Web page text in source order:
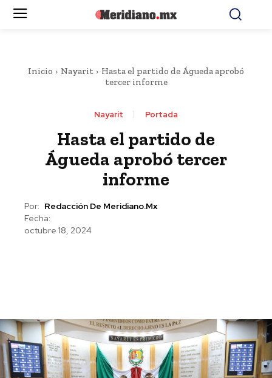
Inicio Nayarit
Hasta el partido de Águeda aprobó
tercer informe
Nayarit Portada
Hasta el partido de
Águeda aprobó tercer
informe
Por: Redacción De Meridiano.mx
Fecha:
octubre 18, 2024